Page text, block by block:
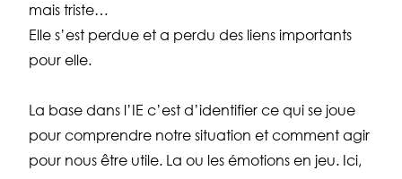
mais triste…
Elle s’est perdue et a perdu des liens importants
pour elle.
La base dans l’IE c’est d’identifier ce qui se joue
pour comprendre notre situation et comment agir
pour nous être utile. La ou les émotions en jeu. Ici,